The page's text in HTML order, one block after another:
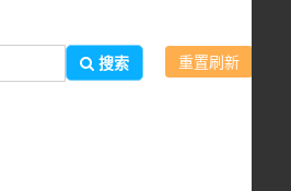
搜索 重置刷新